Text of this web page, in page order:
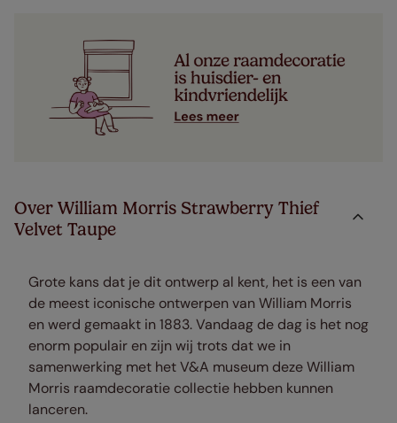
Over William Morris Strawberry Thief
Velvet Taupe
Grote kans dat je dit ontwerp al kent, het is een van
de meest iconische ontwerpen van William Morris
en werd gemaakt in 1883. Vandaag de dag is het nog
enorm populair en zijn wij trots dat we in
samenwerking met het V&A museum deze William
Morris raamdecoratie collectie hebben kunnen
lanceren.